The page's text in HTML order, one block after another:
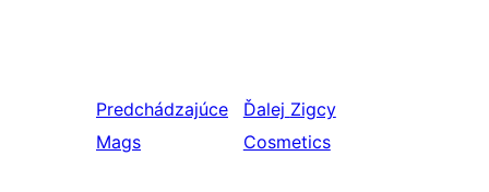
Predchádzajúce
Mags
Ďalej Zigcy
Cosmetics